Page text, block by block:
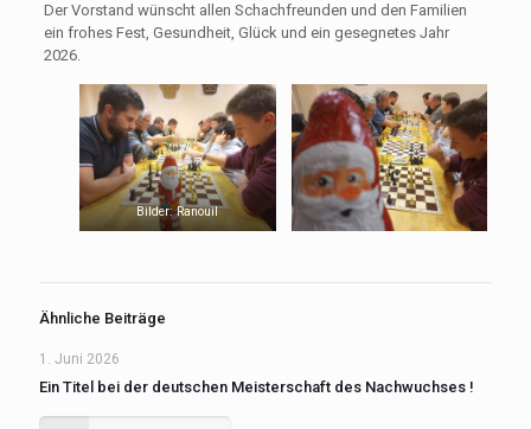
Der Vorstand wünscht allen Schachfreunden und den Familien
ein frohes Fest, Gesundheit, Glück und ein gesegnetes Jahr
2026.
Bilder: Ranouil
Ähnliche Beiträge
1. Juni 2026
Ein Titel bei der deutschen Meisterschaft des Nachwuchses !